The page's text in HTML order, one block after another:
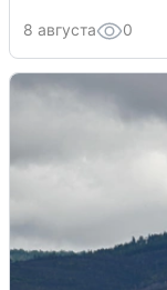
8 августа 0